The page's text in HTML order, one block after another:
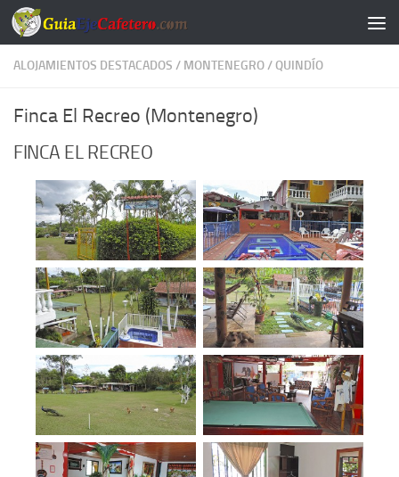
Saltar al contenido
ALOJAMIENTOS DESTACADOS / MONTENEGRO/QUINDÍO
Finca El Recreo (Montenegro)
FINCA EL RECREO